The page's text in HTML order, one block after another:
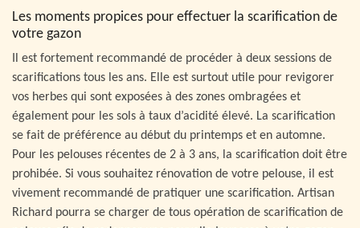
Les moments propices pour effectuer la scarification de
votre gazon
Il est fortement recommandé de procéder à deux sessions de
scarifications tous les ans. Elle est surtout utile pour revigorer
vos herbes qui sont exposées à des zones ombragées et
également pour les sols à taux d’acidité élevé. La scarification
se fait de préférence au début du printemps et en automne.
Pour les pelouses récentes de 2 à 3 ans, la scarification doit être
prohibée. Si vous souhaitez rénovation de votre pelouse, il est
vivement recommandé de pratiquer une scarification. Artisan
Richard pourra se charger de tous opération de scarification de